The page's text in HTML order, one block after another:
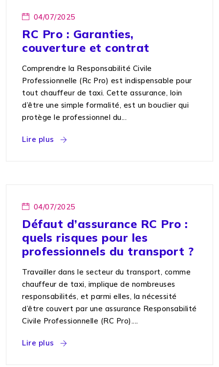
04/07/2025
RC Pro : Garanties,
couverture et contrat
Comprendre la Responsabilité Civile
Professionnelle (Rc Pro) est indispensable pour
tout chauffeur de taxi. Cette assurance, loin
d’être une simple formalité, est un bouclier qui
protège le professionnel du...
Lire plus
04/07/2025
Défaut d’assurance RC Pro :
quels risques pour les
professionnels du transport ?
Travailler dans le secteur du transport, comme
chauffeur de taxi, implique de nombreuses
responsabilités, et parmi elles, la nécessité
d’être couvert par une assurance Responsabilité
Civile Professionnelle (RC Pro)....
Lire plus